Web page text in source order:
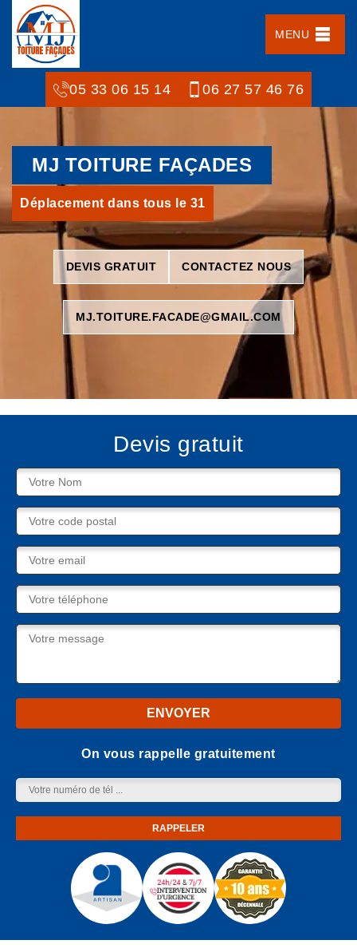
MENU
05 33 06 15 14 06 27 57 46 76
MJ TOITURE FAÇADES
Déplacement dans tous le 31
DEVIS GRATUIT CONTACTEZ NOUS
MJ.TOITURE.FACADE@GMAIL.COM
Devis gratuit
On vous rappelle gratuitement